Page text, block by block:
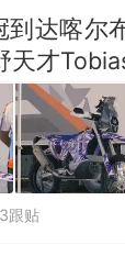
间创作“悬浮
3D！
热
制裁瓜子
么？
到达喀尔
天才
3跟贴